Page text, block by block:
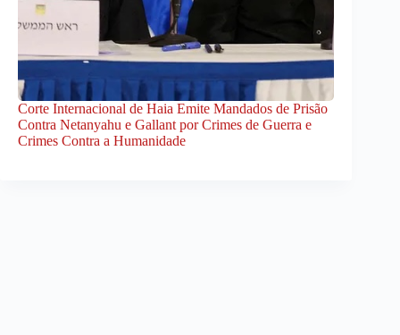
Corte Internacional de Haia Emite Mandados de Prisão
Contra Netanyahu e Gallant por Crimes de Guerra e
Crimes Contra a Humanidade